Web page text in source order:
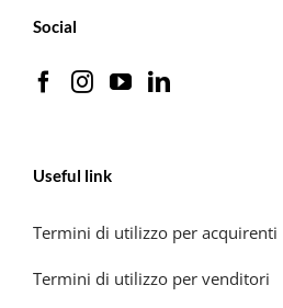
Social
Useful link
Termini di utilizzo per acquirenti
Termini di utilizzo per venditori